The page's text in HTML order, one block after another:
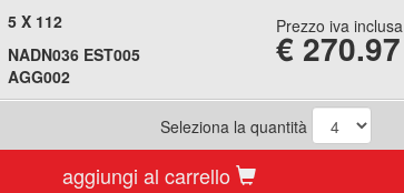
5 X 112
NADN036 EST005
AGG002
Prezzo iva inclusa
€ 270.97
Seleziona la quantità
aggiungi al carrello